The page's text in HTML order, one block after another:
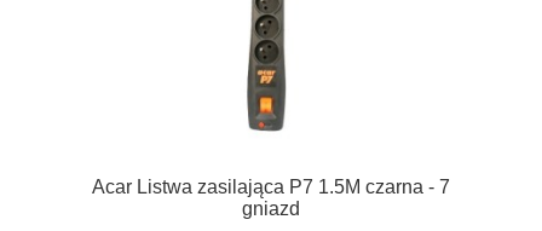
Acar Listwa zasilająca P7 1.5M czarna - 7
gniazd